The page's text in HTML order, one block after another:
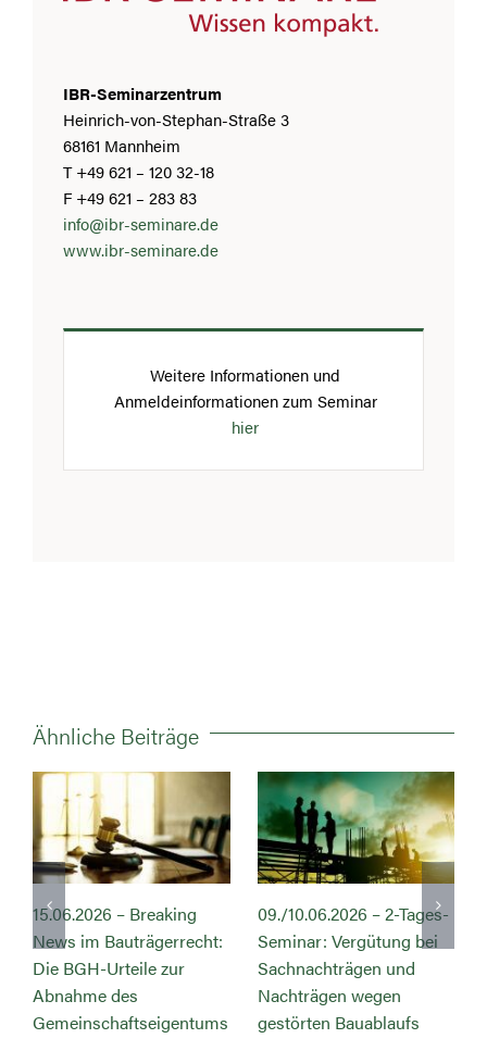
IBR-Seminarzentrum
Heinrich-von-Stephan-Straße 3
68161 Mannheim
T +49 621 – 120 32-18
F +49 621 – 283 83
info@ibr-seminare.de
www.ibr-seminare.de
Weitere Informationen und
Anmeldeinformationen zum Seminar
hier
Ähnliche Beiträge
15.06.2026 – Breaking
News im Bauträgerrecht:
Die BGH-Urteile zur
Abnahme des
Gemeinschaftseigentums
09./10.06.2026 – 2-Tages-
Seminar: Vergütung bei
Sachnachträgen und
Nachträgen wegen
gestörten Bauablaufs